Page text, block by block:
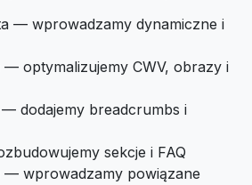
— wprowadzamy dynamiczne i
optymalizujemy CWV, obrazy i
— dodajemy breadcrumbs i
sekcje i FAQ
— wprowadzamy powiązane